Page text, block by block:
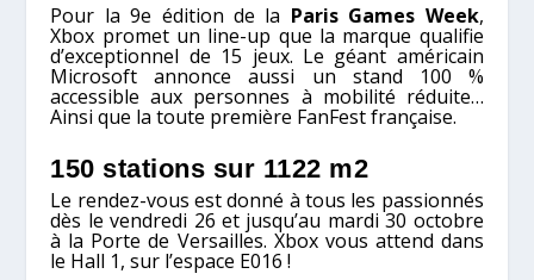
Pour la 9e édition de la Paris Games Week,
Xbox promet un line-up que la marque qualifie
d’exceptionnel de 15 jeux. Le géant américain
Microsoft annonce aussi un stand 100 %
accessible aux personnes à mobilité réduite…
Ainsi que la toute première FanFest française.
150 stations sur 1122 m2
Le rendez-vous est donné à tous les passionnés
dès le vendredi 26 et jusqu’au mardi 30 octobre
à la Porte de Versailles. Xbox vous attend dans
le Hall 1, sur l’espace E016 !